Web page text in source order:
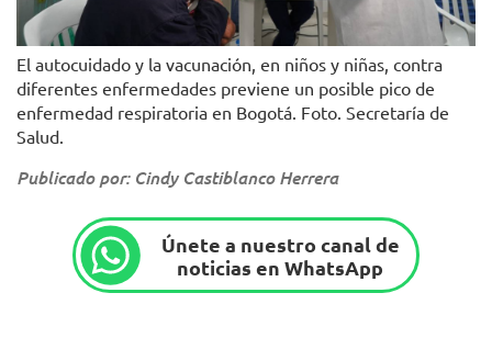
El autocuidado y la vacunación, en niños y niñas, contra
diferentes enfermedades previene un posible pico de
enfermedad respiratoria en Bogotá. Foto. Secretaría de
Salud.
Publicado por: Cindy Castiblanco Herrera
Únete a nuestro canal de
noticias en WhatsApp